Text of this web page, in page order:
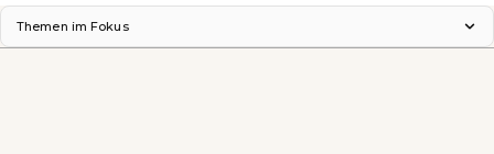
Themen im Fokus